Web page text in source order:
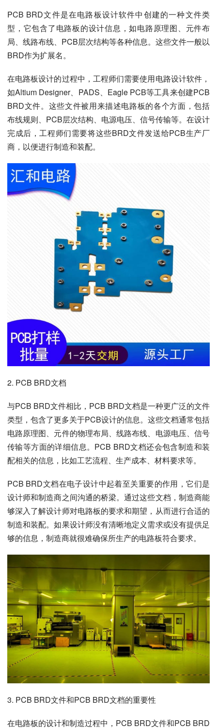
PCB BRD文件是在电路板设计软件中创建的一种文件类
型，它包含了电路板的设计信息，如电路原理图、元件布
局、线路布线、PCB层次结构等各种信息。这些文件一般以
BRD作为扩展名。
在电路板设计的过程中，工程师们需要使用电路设计软件，
如Altium Designer、PADS、Eagle PCB等工具来创建PCB
BRD文件。这些文件被用来描述电路板的各个方面，包括
布线规则、PCB层次结构、电源电压、信号传输等。在设计
完成后，工程师们需要将这些BRD文件发送给PCB生产厂
商，以便进行制造和装配。
2. PCB BRD文档
与PCB BRD文件相比，PCB BRD文档是一种更广泛的文件
类型，包含了更多关于PCB设计的信息。这些文档通常包括
电路原理图、元件的物理布局、线路布线、电源电压、信号
传输等方面的详细信息。PCB BRD文档还会包含制造和装
配相关的信息，比如工艺流程、生产成本、材料要求等。
PCB BRD文档在电子设计中起着至关重要的作用，它们是
设计师和制造商之间沟通的桥梁。通过这些文档，制造商能
够深入了解设计师对电路板的要求和期望，从而进行合适的
制造和装配。如果设计师没有清晰地定义需求或没有提供足
够的信息，制造商就很难确保所生产的电路板符合要求。
3. PCB BRD文件和PCB BRD文档的重要性
在电路板的设计和制造过程中，PCB BRD文件和PCB BRD